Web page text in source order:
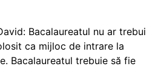
Bacalaureatul nu ar trebui
ca mijloc de intrare la
Bacalaureatul trebuie să fie